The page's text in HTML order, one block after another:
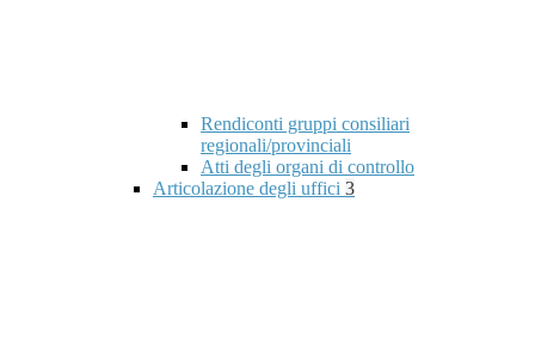
Rendiconti gruppi consiliari
regionali/provinciali
Atti degli organi di controllo
Articolazione degli uffici 3